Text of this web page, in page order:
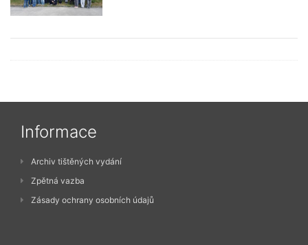
Informace
Archiv tištěných vydání
Zpětná vazba
Zásady ochrany osobních údajů